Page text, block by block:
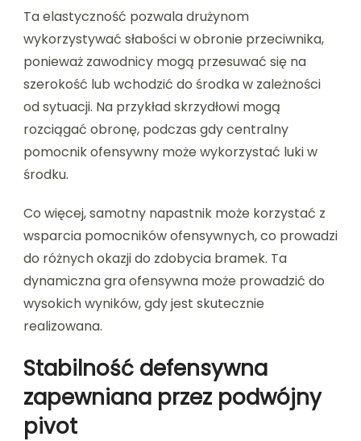
Ta elastyczność pozwala drużynom
wykorzystywać słabości w obronie przeciwnika,
ponieważ zawodnicy mogą przesuwać się na
szerokość lub wchodzić do środka w zależności
od sytuacji. Na przykład skrzydłowi mogą
rozciągać obronę, podczas gdy centralny
pomocnik ofensywny może wykorzystać luki w
środku.
Co więcej, samotny napastnik może korzystać z
wsparcia pomocników ofensywnych, co prowadzi
do różnych okazji do zdobycia bramek. Ta
dynamiczna gra ofensywna może prowadzić do
wysokich wyników, gdy jest skutecznie
realizowana.
Stabilność defensywna
zapewniana przez podwójny
pivot